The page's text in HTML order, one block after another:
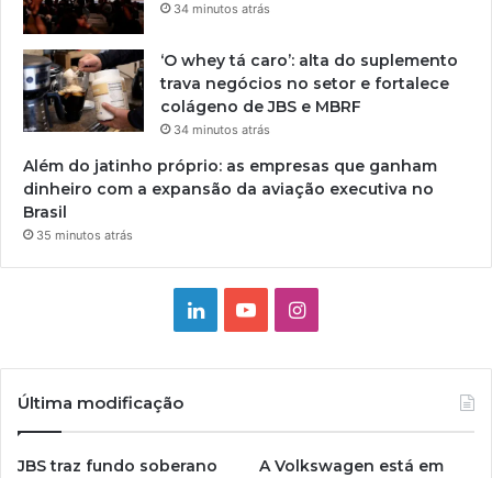
34 minutos atrás
‘O whey tá caro’: alta do suplemento
trava negócios no setor e fortalece
colágeno de JBS e MBRF
34 minutos atrás
Além do jatinho próprio: as empresas que ganham
dinheiro com a expansão da aviação executiva no
Brasil
35 minutos atrás
LinkedinYouTubeInstagram
Última modificação
JBS traz fundo soberano
A Volkswagen está em